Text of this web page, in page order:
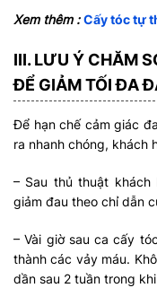
Xem thêm : Cấy tóc tự
III. LƯU Ý CHĂM
ĐỂ GIẢM TỐI ĐA
Để hạn chế cảm giác
ra nhanh chóng, khách
– Sau thủ thuật
giảm đau theo chỉ dẫn
– Vài giờ sau ca cấy
thành các vảy máu.
dần sau 2 tuần trong